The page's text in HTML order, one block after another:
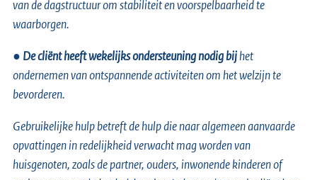
van de dagstructuur om stabiliteit en voorspelbaarheid te
waarborgen.
● De cliënt heeft wekelijks ondersteuning nodig bijhet
ondernemen van ontspannende activiteiten om het welzijn te
bevorderen.
Gebruikelijke hulp betreft de hulp die naar algemeen aanvaarde
opvattingen in redelijkheid verwacht mag worden van
huisgenoten, zoals de partner, ouders, inwonende kinderen of